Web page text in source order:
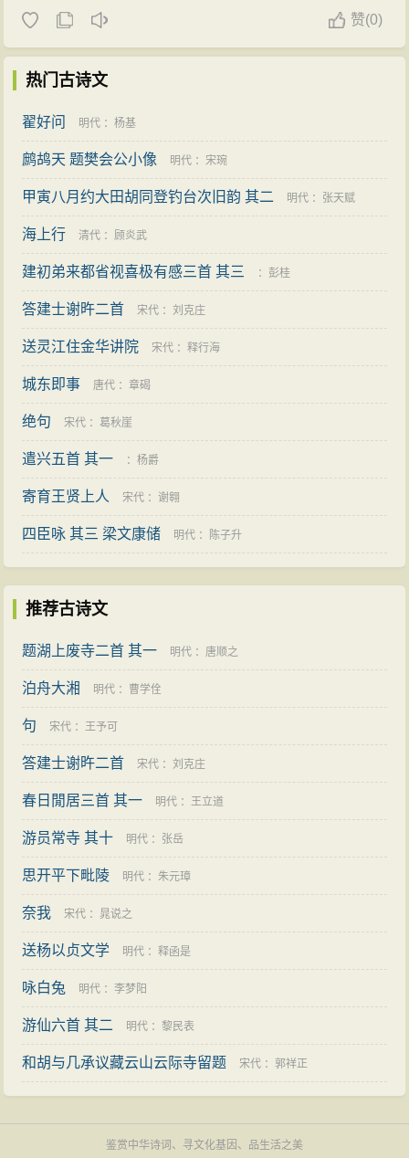
赞(0)
热门古诗文
翟好问 明代 ：杨基
鹧鸪天 题樊会公小像 明代 ：宋琬
甲寅八月约大田胡同登钓台次旧韵 其二 明代 ： 张天赋
海上行 清代 ：顾炎武
建初弟来都省视喜极有感三首 其三 ： 彭桂
答建士谢旿二首 宋代 ：刘克庄
送灵江住金华讲院 宋代 ：释行海
城东即事 唐代 ：章碣
绝句 宋代 ：葛秋崖
遣兴五首 其一 ：杨爵
寄育王贤上人 宋代 ：谢翱
四臣咏 其三 梁文康储 明代 ： 陈子升
推荐古诗文
题湖上废寺二首 其一 明代 ： 唐顺之
泊舟大湘 明代 ： 曹学佺
句 宋代 ：王予可
答建士谢旿二首 宋代 ：刘克庄
春日閒居三首 其一 明代 ：王立道
游员常寺 其十 明代 ： 张岳
思开平下毗陵 明代 ：朱元璋
奈我 宋代 ： 晁说之
送杨以贞文学 明代 ：释函是
咏白兔 明代 ：李梦阳
游仙六首 其二 明代 ：黎民表
和胡与几承议藏云山云际寺留题 宋代 ：郭祥正
鉴赏中华诗词、寻文化基因、品生活之美